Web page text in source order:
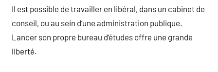
Il est possible de travailler en libéral, dans un cabinet de
conseil, ou au sein d’une administration publique.
Lancer son propre bureau d’études offre une grande
liberté.